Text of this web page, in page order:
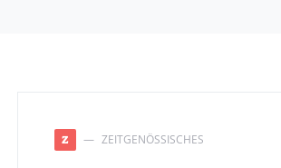
Z ZEITGENÖSSISCHES